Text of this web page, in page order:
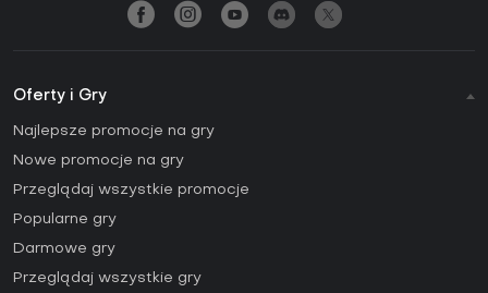
Oferty i Gry
Najlepsze promocje na gry
Nowe promocje na gry
Przeglądaj wszystkie promocje
Popularne gry
Darmowe gry
Przeglądaj wszystkie gry